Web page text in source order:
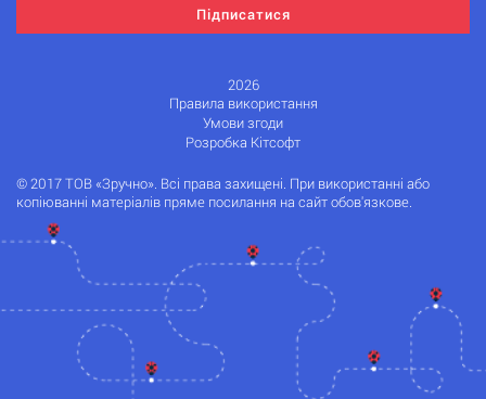
Підписатися
2026
Правила використання
Умови згоди
Розробка Кітсофт
© 2017 ТОВ «Зручно». Всі права захищені. При використанні або
копіюванні матеріалів пряме посилання на сайт обов'язкове.